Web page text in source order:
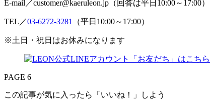
E-mail／customer@kaeruleon.jp（回答は平日10:00～17:00）
TEL／03-6272-3281 （平日10:00～17:00）
※土日・祝日はお休みになります
PAGE 6
この記事が気に入ったら「いいね！」しよう